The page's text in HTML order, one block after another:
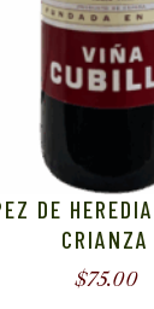
DE
CRIANZA
$75.00